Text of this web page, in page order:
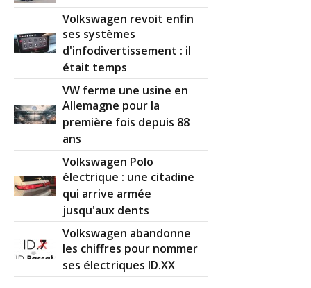
Volkswagen revoit enfin
ses systèmes
d'infodivertissement : il
était temps
VW ferme une usine en
Allemagne pour la
première fois depuis 88
ans
Volkswagen Polo
électrique : une citadine
qui arrive armée
jusqu'aux dents
Volkswagen abandonne
les chiffres pour nommer
ses électriques ID.XX